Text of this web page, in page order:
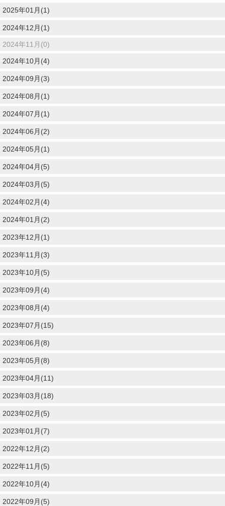
2025年01月(1)
2024年12月(1)
2024年11月(0)
2024年10月(4)
2024年09月(3)
2024年08月(1)
2024年07月(1)
2024年06月(2)
2024年05月(1)
2024年04月(5)
2024年03月(5)
2024年02月(4)
2024年01月(2)
2023年12月(1)
2023年11月(3)
2023年10月(5)
2023年09月(4)
2023年08月(4)
2023年07月(15)
2023年06月(8)
2023年05月(8)
2023年04月(11)
2023年03月(18)
2023年02月(5)
2023年01月(7)
2022年12月(2)
2022年11月(5)
2022年10月(4)
2022年09月(5)